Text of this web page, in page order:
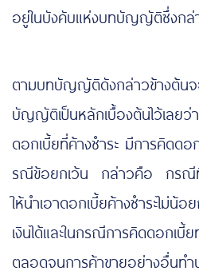
อยู่ในบังคับแห่งบทบัญญัติซึ่งกล่
ตามบทบัญญัติดังกล่าวข้างต้นจ
บัญญัติเป็นหลักเบื้องต้นไว้เลยว่
ดอกเบี้ยที่ค้างชำระ มีการคิดด
รณีข้อยกเว้น กล่าวคือ กรณีที่
ให้นำเอาดอกเบี้ยค้างชำระไม่น้
เงินได้และในกรณีการคิดดอกเ
ตลอดจนการค้าขายอย่างอื่น